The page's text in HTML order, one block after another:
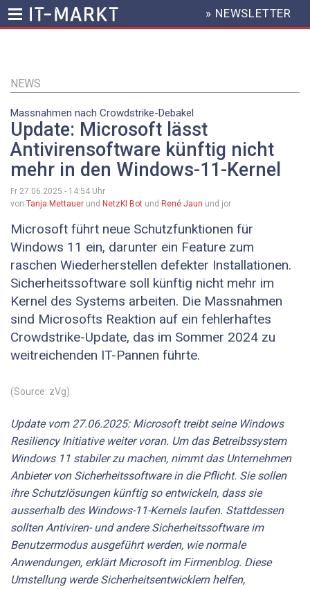
Inhalt
HEADER
MENU
» NEWSLETTER
NEWS
Massnahmen nach Crowdstrike-Debakel
Update: Microsoft lässt
Antivirensoftware künftig nicht
mehr in den Windows-11-Kernel
Fr 27.06.2025 - 14:54 Uhr
von Tanja Mettauer und NetzKI Bot und René Jaun und jor
Microsoft führt neue Schutzfunktionen für
Windows 11 ein, darunter ein Feature zum
raschen Wiederherstellen defekter Installationen.
Sicherheitssoftware soll künftig nicht mehr im
Kernel des Systems arbeiten. Die Massnahmen
sind Microsofts Reaktion auf ein fehlerhaftes
Crowdstrike-Update, das im Sommer 2024 zu
weitreichenden IT-Pannen führte.
(Source: zVg)
Update vom 27.06.2025: Microsoft treibt seine Windows
Resiliency Initiative weiter voran. Um das Betreibssystem
Windows 11 stabiler zu machen, nimmt das Unternehmen
Anbieter von Sicherheitssoftware in die Pflicht. Sie sollen
ihre Schutzlösungen künftig so entwickeln, dass sie
ausserhalb des Windows-11-Kernels laufen. Stattdessen
sollten Antiviren- und andere Sicherheitssoftware im
Benutzermodus ausgeführt werden, wie normale
Anwendungen, erklärt Microsoft im Firmenblog. Diese
Umstellung werde Sicherheitsentwicklern helfen,